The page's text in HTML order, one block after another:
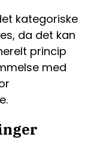
kategoriske
da det kan
princip
med